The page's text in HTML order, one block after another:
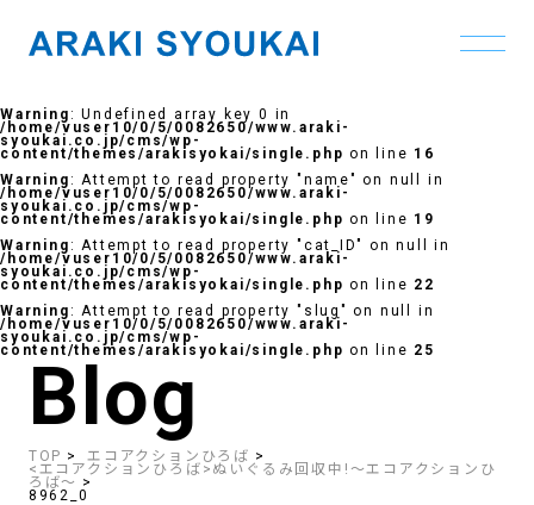
to
the
content
Warning : Undefined array key 0 in
/home/vuser10/0/5/0082650/www.araki-
syoukai.co.jp/cms/wp-
content/themes/arakisyokai/single.php on line 16
Warning : Attempt to read property "name" on null in
/home/vuser10/0/5/0082650/www.araki-
syoukai.co.jp/cms/wp-
content/themes/arakisyokai/single.php on line 19
Warning : Attempt to read property "cat_ID" on null in
/home/vuser10/0/5/0082650/www.araki-
syoukai.co.jp/cms/wp-
content/themes/arakisyokai/single.php on line 22
Warning : Attempt to read property "slug" on null in
/home/vuser10/0/5/0082650/www.araki-
syoukai.co.jp/cms/wp-
content/themes/arakisyokai/single.php on line 25
Blog
TOP エコアクションひろば
<エコアクションひろば>ぬいぐるみ回収中!～エコアクションひ
ろば～
8962_0